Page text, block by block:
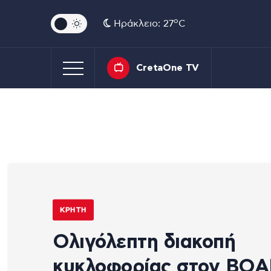
Ηράκλειο: 27oC
CretaOne TV
ΚΡΉΤΗ
Ολιγόλεπτη διακοπή
κυκλοφορίας στον